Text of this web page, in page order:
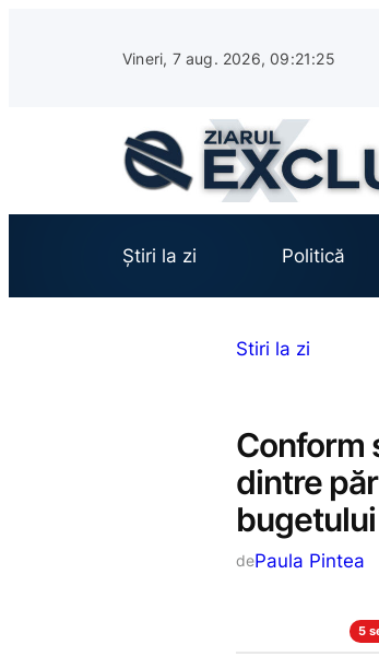
Vineri, 7 aug. 2026, 09:21:26
Știri la zi Politică
Stiri la zi
Conform
dintre
dePaula Pintea
5